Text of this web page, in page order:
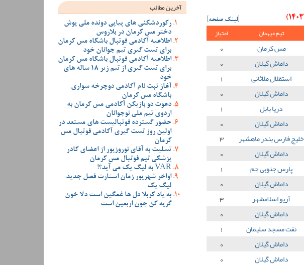
[لینک صفحه]
تیم میهمان امتیاز
مس کرمان
0
داماش گیلان
0
استقلال ملاثانی
1
داماش گیلان
0
دریا بابل
1
داماش گیلان
0
خلیج فارس بندر ماهشهر
3
داماش گیلان
0
پارس جنوبی جم
1
داماش گیلان
0
آریو اسلامشهر
3
داماش گیلان
0
نفت مسجد سلیمان
1
داماش گیلان
0
داماش گیلان
0
آخرین مطالب
رکوردشکنی های پیاپی دونده ملی پوش
دختر مس کرمان در بلاروس
اطلاعیه آکادمی فوتبال باشگاه مس کرمان
برای تست گیری تیم جوانان خود
اطلاعیه آکادمی فوتبال باشگاه مس کرمان
برای تست گیری از تیم زیر 18 ساله های
خود
آغاز ثبت نام آکادمی دوچرخه سواری
باشگاه مس کرمان
دعوت دو بازیکن آکادمی مس کرمان به
اردوی تیم ملی نوجوانان
حضور گسترده فوتبالیست های مستعد در
اولین روز تست گیری آکادمی فوتبال مس
کرمان
تسلیت به آقای نوروزپور از اعضای کادر
پزشکی تیم فوتبال مس کرمان
VAR به لیگ یک می آید؟!
اواخر شهریور زمان استارت فصل جدید
لیگ یک
به یاد کربلا دل ها غمگین است دلا خون
گریه کن چون اربعین است